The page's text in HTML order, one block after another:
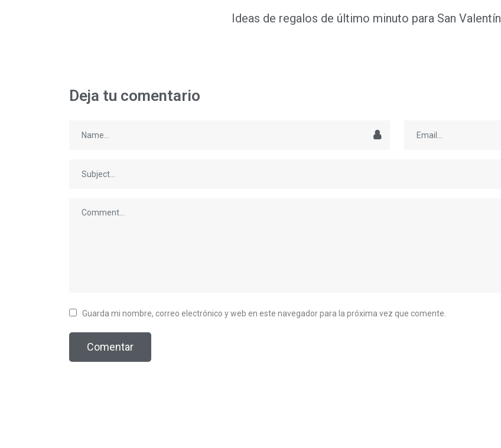
Ideas de regalos de último minuto para San Valentín
Deja tu comentario
Guarda mi nombre, correo electrónico y web en este navegador para la próxima vez que comente.